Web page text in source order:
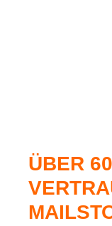
ÜBER